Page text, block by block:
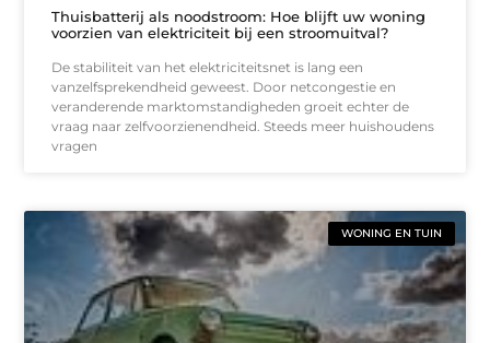
Thuisbatterij als noodstroom: Hoe blijft uw woning
voorzien van elektriciteit bij een stroomuitval?
De stabiliteit van het elektriciteitsnet is lang een
vanzelfsprekendheid geweest. Door netcongestie en
veranderende marktomstandigheden groeit echter de
vraag naar zelfvoorzienendheid. Steeds meer huishoudens
vragen
WONING EN TUIN